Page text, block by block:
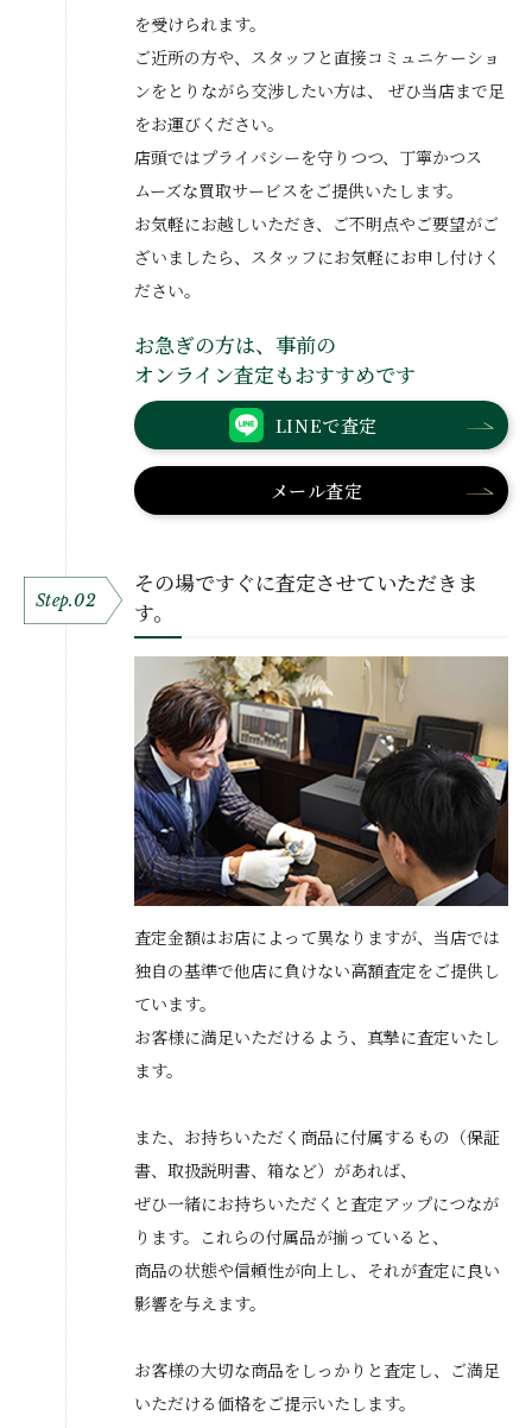
を受けられます。
ご近所の方や、スタッフと直接コミュニケーショ
ンをとりながら交渉したい方は、
ぜひ当店まで足
をお運びください。
店頭ではプライバシーを守りつつ、丁寧かつス
ムーズな買取サービスをご提供いたします。
お気軽にお越しいただき、ご不明点やご要望がご
ざいましたら、スタッフにお気軽にお申し付けく
ださい。
お急ぎの方は、事前の
オンライン査定もおすすめです
LINEで査定
メール査定
Step.02
その場ですぐに査定させていただきま
す。
査定金額はお店によって異なりますが、当店では
独自の基準で他店に負けない高額査定をご提供し
ています。
お客様に満足いただけるよう、真摯に査定いたし
ます。
また、お持ちいただく商品に付属するもの（保証
書、取扱説明書、箱など）があれば、
ぜひ一緒にお持ちいただくと査定アップにつなが
ります。これらの付属品が揃っていると、
商品の状態や信頼性が向上し、それが査定に良い
影響を与えます。
お客様の大切な商品をしっかりと査定し、ご満足
いただける価格をご提示いたします。